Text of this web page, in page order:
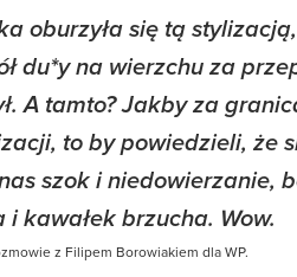
oburzyła się tą
du*y na wierzchu za
A tamto? Jakby za
to by powiedzieli, że
szok i niedowierzanie,
i kawałek brzucha. Wow.
z Filipem Borowiakiem dla WP.